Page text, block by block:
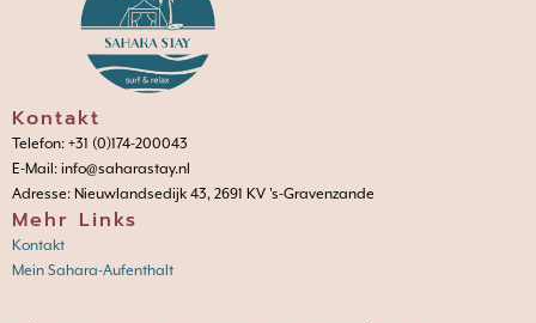
Kontakt
Telefon: +31 (0)174-200043
E-Mail: info@saharastay.nl
Adresse: Nieuwlandsedijk 43, 2691 KV 's-Gravenzande
Mehr Links
Kontakt
Mein Sahara-Aufenthalt